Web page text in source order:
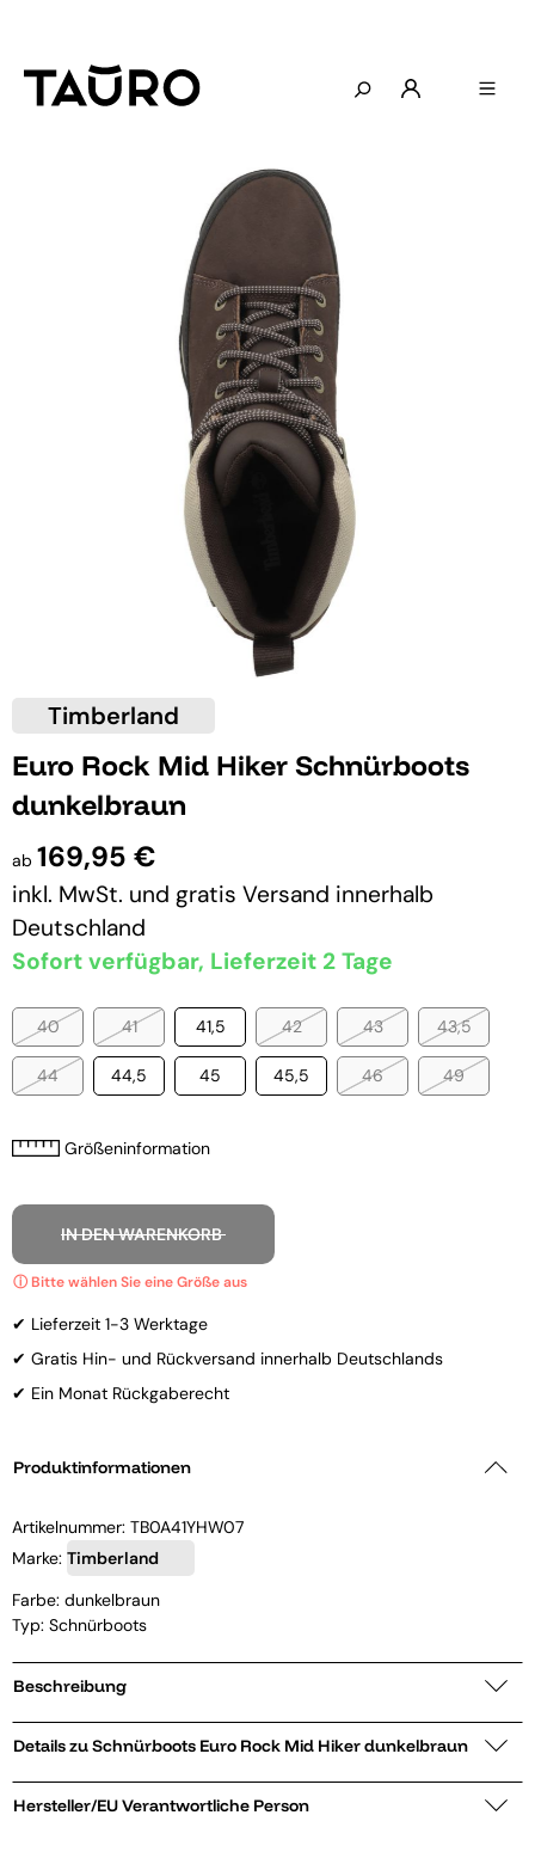
Timberland
Euro Rock Mid Hiker Schnürboots
dunkelbraun
ab 169,95 €
inkl. MwSt. und gratis Versand innerhalb
Deutschland
Sofort verfügbar, Lieferzeit 2 Tage
40 41 41,5 42 43 43,5
44 44,5 45 45,5 46 49
Größeninformation
IN DEN WARENKORB
✔ Lieferzeit 1-3 Werktage
✔ Gratis Hin- und Rückversand innerhalb Deutschlands
✔ Ein Monat Rückgaberecht
Produktinformationen
Artikelnummer: TB0A41YHW07
Marke: Timberland
Farbe: dunkelbraun
Typ: Schnürboots
Beschreibung
Details zu Schnürboots Euro Rock Mid Hiker dunkelbraun
Hersteller/EU Verantwortliche Person